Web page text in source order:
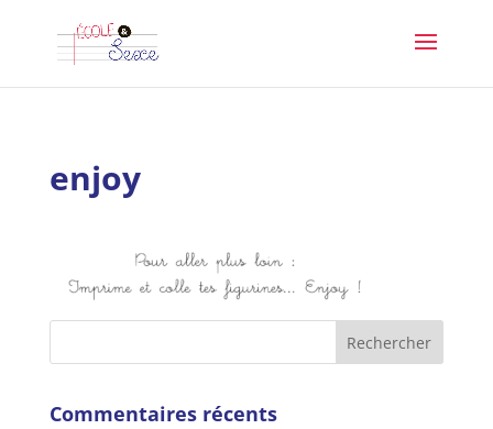
enjoy
Commentaires récents